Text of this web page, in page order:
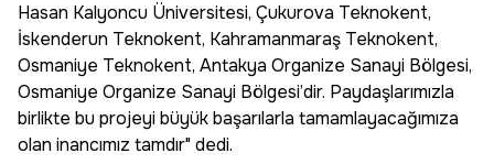
Hasan Kalyoncu Üniversitesi, Çukurova Teknokent,
İskenderun Teknokent, Kahramanmaraş Teknokent,
Osmaniye Teknokent, Antakya Organize Sanayi Bölgesi,
Osmaniye Organize Sanayi Bölgesi’dir. Paydaşlarımızla
birlikte bu projeyi büyük başarılarla tamamlayacağımıza
olan inancımız tamdır" dedi.